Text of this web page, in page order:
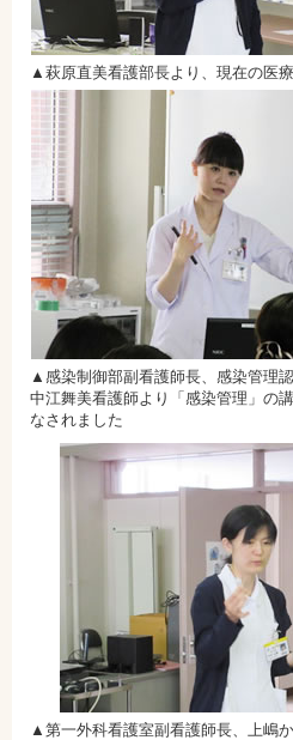
▲萩原直美看護部長より、現在の医
▲感染制御部副看護師長、感染管理
中江舞美看護師より「感染管理」の
なされました
▲第一外科看護室副看護師長、上嶋